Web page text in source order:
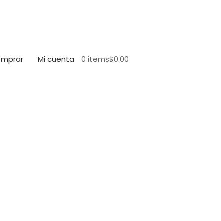
Mi cuenta 0 items$0.00